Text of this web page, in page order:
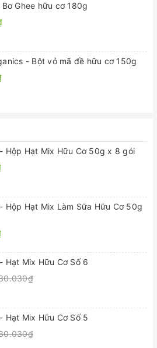
Bơ Ghee hữu cơ 180g
- Bột vỏ mã đề hữu cơ 150g
- Hộp Hạt Mix Hữu Cơ 50g x 8 gói
- Hộp Hạt Mix Làm Sữa Hữu Cơ 50g
Hạt Mix Hữu Cơ Số 6
Hạt Mix Hữu Cơ Số 5